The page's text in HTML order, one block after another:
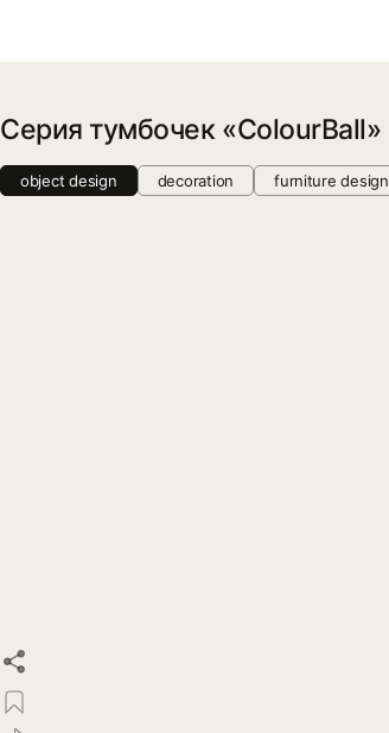
Серия тумбочек «ColourBall»
object design decoration furniture design